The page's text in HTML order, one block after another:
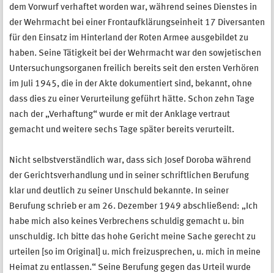
dem Vorwurf verhaftet worden war, während seines Dienstes in
der Wehrmacht bei einer Frontaufklärungseinheit 17 Diversanten
für den Einsatz im Hinterland der Roten Armee ausgebildet zu
haben. Seine Tätigkeit bei der Wehrmacht war den sowjetischen
Untersuchungsorganen freilich bereits seit den ersten Verhören
im Juli 1945, die in der Akte dokumentiert sind, bekannt, ohne
dass dies zu einer Verurteilung geführt hätte. Schon zehn Tage
nach der „Verhaftung“ wurde er mit der Anklage vertraut
gemacht und weitere sechs Tage später bereits verurteilt.
Nicht selbstverständlich war, dass sich Josef Doroba während
der Gerichtsverhandlung und in seiner schriftlichen Berufung
klar und deutlich zu seiner Unschuld bekannte. In seiner
Berufung schrieb er am 26. Dezember 1949 abschließend: „Ich
habe mich also keines Verbrechens schuldig gemacht u. bin
unschuldig. Ich bitte das hohe Gericht meine Sache gerecht zu
urteilen [so im Original] u. mich freizusprechen, u. mich in meine
Heimat zu entlassen.“ Seine Berufung gegen das Urteil wurde